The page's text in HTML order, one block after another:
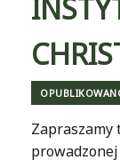
Zapraszamy